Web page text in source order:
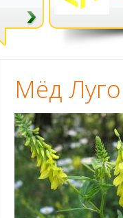
Мёд